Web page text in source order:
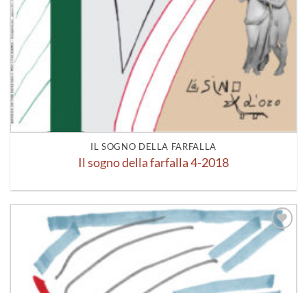
IL SOGNO DELLA FARFALLA
Il sogno della farfalla 4-2018
Aggiungi
alla lista